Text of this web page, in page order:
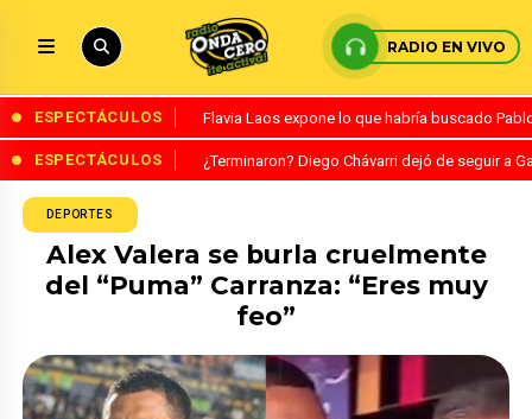
RADIO EN VIVO
ESPECTÁCULOS Flavia Laos expone lo que habría buscado
ESPECTÁCULOS ¿Terminaron? Diego Chávarri dejó de seguir a
DEPORTES
Alex Valera se burla cruelmente
del “Puma” Carranza: “Eres muy
feo”